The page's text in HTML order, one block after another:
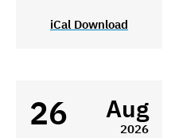
iCal Download
26 Aug
2026